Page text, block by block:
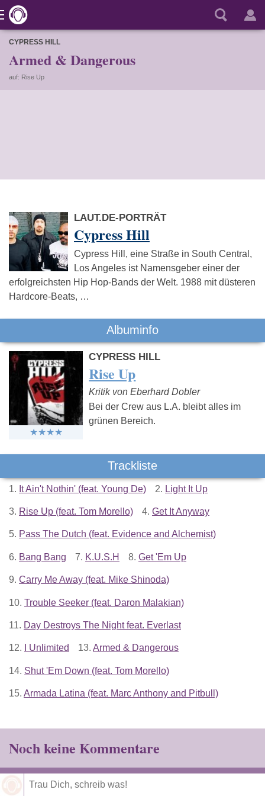
CYPRESS HILL
Armed & Dangerous
auf: Rise Up
LAUT.DE-PORTRÄT
Cypress Hill
Cypress Hill, eine Straße in South Central,
Los Angeles ist Namensgeber einer der
erfolgreichsten Hip Hop-Bands der Welt. 1988 mit düsteren
Hardcore-Beats, …
Albuminfo
CYPRESS HILL
Rise Up
Kritik von Eberhard Dobler
Bei der Crew aus L.A. bleibt alles im
grünen Bereich.
Trackliste
1. It Ain't Nothin' (feat. Young De) 2. Light It Up
3. Rise Up (feat. Tom Morello) 4. Get It Anyway
5. Pass The Dutch (feat. Evidence and Alchemist)
6. Bang Bang 7. K.U.S.H 8. Get 'Em Up
9. Carry Me Away (feat. Mike Shinoda)
10. Trouble Seeker (feat. Daron Malakian)
11. Day Destroys The Night feat. Everlast
12. I Unlimited 13. Armed & Dangerous
14. Shut 'Em Down (feat. Tom Morello)
15. Armada Latina (feat. Marc Anthony and Pitbull)
Noch keine Kommentare